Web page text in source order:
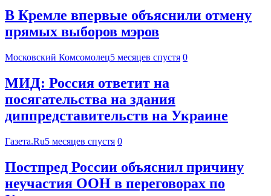
В Кремле впервые объяснили отмену
прямых выборов мэров
Московский Комсомолец5 месяцев спустя 0
МИД: Россия ответит на
посягательства на здания
диппредставительств на Украине
Газета.Ru5 месяцев спустя 0
Постпред России объяснил причину
неучастия ООН в переговорах по